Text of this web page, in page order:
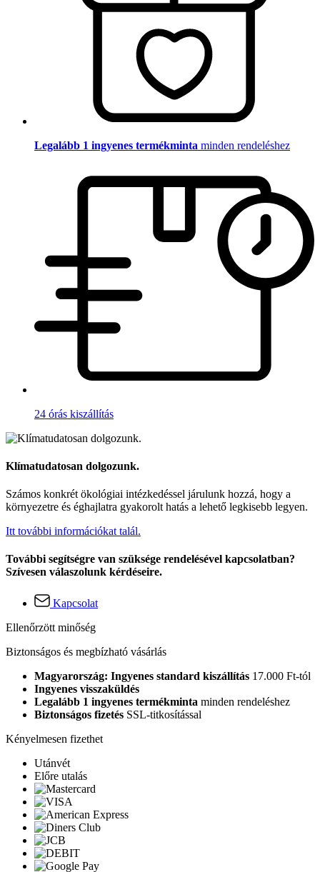
Legalább 1 ingyenes termékminta minden rendeléshez
24 órás kiszállítás
Klímatudatosan dolgozunk.
Számos konkrét ökológiai intézkedéssel járulunk hozzá, hogy a
környezetre és éghajlatra gyakorolt hatás a lehető legkisebb legyen.
Itt további információkat talál.
További segítségre van szüksége rendelésével kapcsolatban?
Szívesen válaszolunk kérdéseire.
Kapcsolat
Ellenőrzött minőség
Biztonságos és megbízható vásárlás
Magyarország: Ingyenes standard kiszállítás 17.000 Ft-tól
Ingyenes visszaküldés
Legalább 1 ingyenes termékminta minden rendeléshez
Biztonságos fizetés SSL-titkosítással
Kényelmesen fizethet
Utánvét
Előre utalás